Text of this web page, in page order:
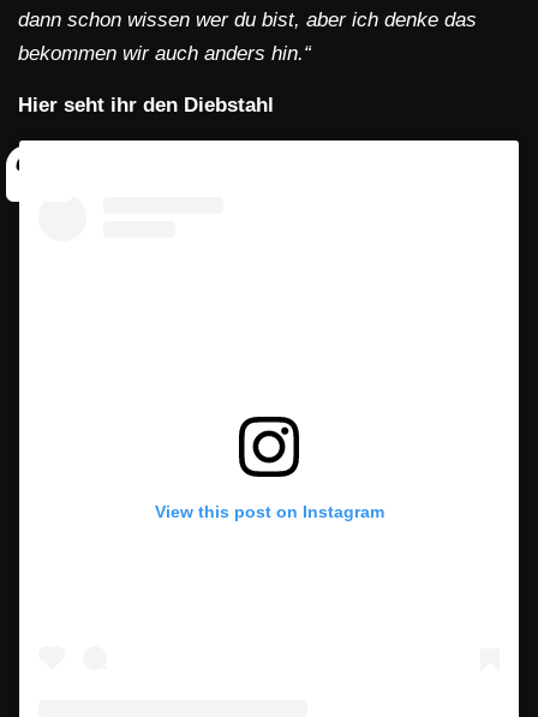
dann schon wissen wer du bist, aber ich denke das
bekommen wir auch anders hin.“
Hier seht ihr den Diebstahl
View this post on Instagram